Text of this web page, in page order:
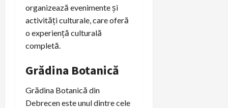
organizează evenimente și
activități culturale, care oferă
o experiență culturală
completă.
Grădina Botanică
Grădina Botanică din
Debrecen este unul dintre cele